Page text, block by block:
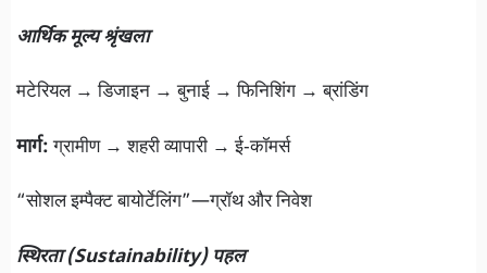
आर्थिक मूल्य श्रृंखला
मटेरियल → डिजाइन → बुनाई → फिनिशिंग → ब्रांडिंग
मार्ग:ग्रामीण → शहरी व्यापारी → ई‑कॉमर्स
“सोशल इम्पैक्ट बायोर्टेलिंग”—ग्रॉथ और निवेश
स्थिरता (Sustainability) पहल